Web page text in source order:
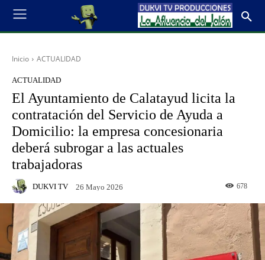
Inicio ACTUALIDAD
ACTUALIDAD
El Ayuntamiento de Calatayud licita la
contratación del Servicio de Ayuda a
Domicilio: la empresa concesionaria
deberá subrogar a las actuales
trabajadoras
DUKVI TV 26 Mayo 2026 678